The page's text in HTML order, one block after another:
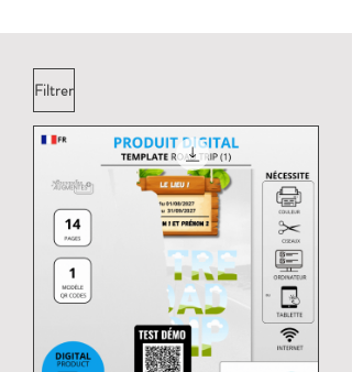
Filtrer